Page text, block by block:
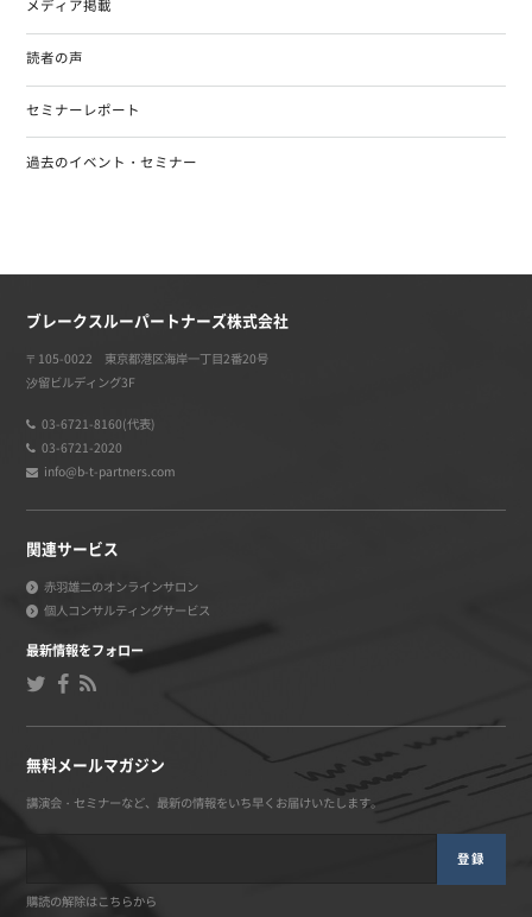
メディア掲載
読者の声
セミナーレポート
過去のイベント・セミナー
ブレークスルーパートナーズ株式会社
〒105-0022 東京都港区海岸一丁目2番20号
汐留ビルディング3F
03-6721-8160(代表)
03-6721-2020
info@b-t-partners.com
関連サービス
赤羽雄二のオンラインサロン
個人コンサルティングサービス
最新情報をフォロー
無料メールマガジン
講演会・セミナーなど、最新の情報をいち早くお届けいたします。
登録
購読の解除はこちらから